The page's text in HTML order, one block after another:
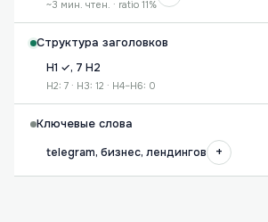
~3 мин. чтен. · ratio 11%
Структура заголовков
H1 ✓, 7 H2
H2: 7 · H3: 12 · H4–H6: 0
Ключевые слова
telegram, бизнес, лендингов
+